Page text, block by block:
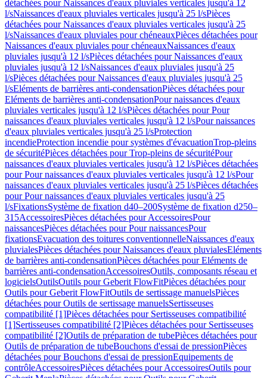
détachées pour Naissances d'eaux pluviales verticales jusqu'à 12
l/sNaissances d'eaux pluviales verticales jusqu'à 25 l/sPièces
détachées pour Naissances d'eaux pluviales verticales jusqu'à 25
l/sNaissances d'eaux pluviales pour chéneauxPièces détachées pour
Naissances d'eaux pluviales pour chéneauxNaissances d'eaux
pluviales jusqu'à 12 l/sPièces détachées pour Naissances d'eaux
pluviales jusqu'à 12 l/sNaissances d'eaux pluviales jusqu'à 25
l/sPièces détachées pour Naissances d'eaux pluviales jusqu'à 25
l/sEléments de barrières anti-condensationPièces détachées pour
Eléments de barrières anti-condensationPour naissances d'eaux
pluviales verticales jusqu'à 12 l/sPièces détachées pour Pour
naissances d'eaux pluviales verticales jusqu'à 12 l/sPour naissances
d'eaux pluviales verticales jusqu'à 25 l/sProtection
incendieProtection incendie pour systèmes d'évacuationTrop-pleins
de sécuritéPièces détachées pour Trop-pleins de sécuritéPour
naissances d'eaux pluviales verticales jusqu'à 12 l/sPièces détachées
pour Pour naissances d'eaux pluviales verticales jusqu'à 12 l/sPour
naissances d'eaux pluviales verticales jusqu'à 25 l/sPièces détachées
pour Pour naissances d'eaux pluviales verticales jusqu'à 25
l/sFixationsSystème de fixation d40–200Système de fixation d250–
315AccessoiresPièces détachées pour AccessoiresPour
naissancesPièces détachées pour Pour naissancesPour
fixationsEvacuation des toitures conventionnelleNaissances d'eaux
pluvialesPièces détachées pour Naissances d'eaux pluvialesEléments
de barrières anti-condensationPièces détachées pour Eléments de
barrières anti-condensationAccessoiresOutils, composants réseau et
logicielsOutilsOutils pour Geberit FlowFitPièces détachées pour
Outils pour Geberit FlowFitOutils de sertissage manuelsPièces
détachées pour Outils de sertissage manuelsSertisseuses
compatibilité [1]Pièces détachées pour Sertisseuses compatibilité
[1]Sertisseuses compatibilité [2]Pièces détachées pour Sertisseuses
compatibilité [2]Outils de préparation de tubePièces détachées pour
Outils de préparation de tubeBouchons d'essai de pressionPièces
détachées pour Bouchons d'essai de pressionEquipements de
contrôleAccessoiresPièces détachées pour AccessoiresOutils pour